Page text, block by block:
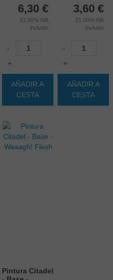
6,30 €
21.00% IVA
incluido
-
+
AÑADIR A
CESTA
3,60 €
21.00% IVA
incluido
-
+
AÑADIR A
CESTA
Pintura Citadel